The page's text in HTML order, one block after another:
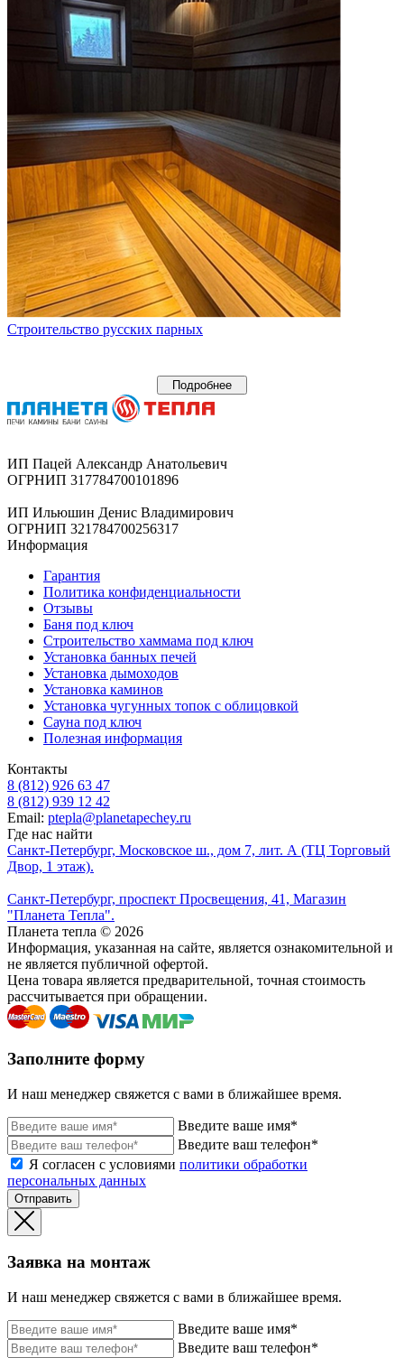
Строительство русских парных
Подробнее
ИП Пацей Александр Анатольевич
ОГРНИП 317784700101896
ИП Ильюшин Денис Владимирович
ОГРНИП 321784700256317
Информация
Гарантия
Политика конфиденциальности
Отзывы
Баня под ключ
Строительство хаммама под ключ
Установка банных печей
Установка дымоходов
Установка каминов
Установка чугунных топок с облицовкой
Сауна под ключ
Полезная информация
Контакты
8 (812) 926 63 47
8 (812) 939 12 42
Email: ptepla@planetapechey.ru
Где нас найти
Санкт-Петербург, Московское ш., дом 7, лит. А (ТЦ Торговый
Двор, 1 этаж).
Санкт-Петербург, проспект Просвещения, 41, Магазин
"Планета Тепла".
Планета тепла © 2026
Информация, указанная на сайте, является ознакомительной и
не является публичной офертой.
Цена товара является предварительной, точная стоимость
рассчитывается при обращении.
Заполните форму
И наш менеджер свяжется с вами в ближайшее время.
Введите ваше имя*
Введите ваш телефон*
Я согласен с условиями политики обработки
персональных данных
Отправить
Заявка на монтаж
И наш менеджер свяжется с вами в ближайшее время.
Введите ваше имя*
Введите ваш телефон*